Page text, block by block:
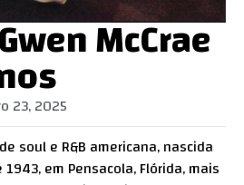
McCrae
23, 2025
soul e R&B americana, nascida
em Pensacola, Flórida, mais